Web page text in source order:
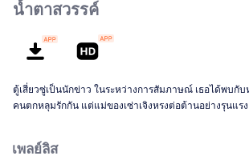
น้ำตาสวรรค์
ตู้เสี่ยวซู่เป็นนักข่าว ในระหว่างการสัมภาษณ์ เธอได้พบกับ
คนตกหลุมรักกัน แต่แม่ของเซ่าเจิงหรงต่อต้านอย่างรุนแรง
โรงพยาบาลเพราะความอ่อนเพลีย ทั้งหมดนี้ เหลยอวี่เจิง เพื่อนของเซ่าเจิงหรงเห็น
เพลย์ลิส